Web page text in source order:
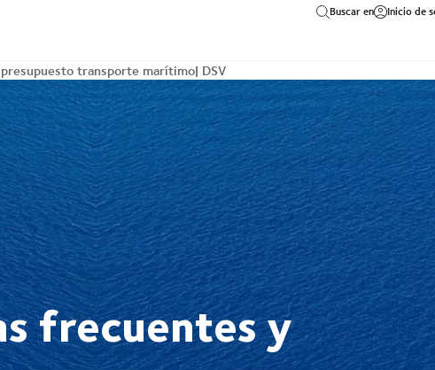
Buscar en Inicio de
transporte marítimo| DSV
frecuentes y